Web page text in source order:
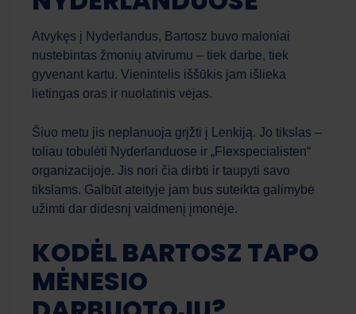
Atvykęs į Nyderlandus, Bartosz buvo maloniai
nustebintas žmonių atvirumu – tiek darbe, tiek
gyvenant kartu. Vienintelis iššūkis jam išlieka
lietingas oras ir nuolatinis vėjas.
Šiuo metu jis neplanuoja grįžti į Lenkiją. Jo tikslas –
toliau tobulėti Nyderlanduose ir „Flexspecialisten“
organizacijoje. Jis nori čia dirbti ir taupyti savo
tikslams. Galbūt ateityje jam bus suteikta galimybė
užimti dar didesnį vaidmenį įmonėje.
KODĖL BARTOSZ TAPO
MĖNESIO